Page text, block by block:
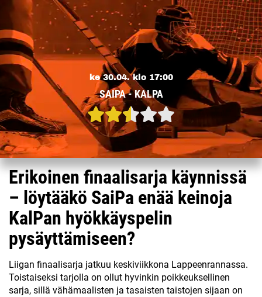
ke 30.04. klo 17:00
SAIPA - KALPA
Erikoinen finaalisarja käynnissä
– löytääkö SaiPa enää keinoja
KalPan hyökkäyspelin
pysäyttämiseen?
Liigan finaalisarja jatkuu keskiviikkona Lappeenrannassa.
Toistaiseksi tarjolla on ollut hyvinkin poikkeuksellinen
sarja, sillä vähämaalisten ja tasaisten taistojen sijaan on